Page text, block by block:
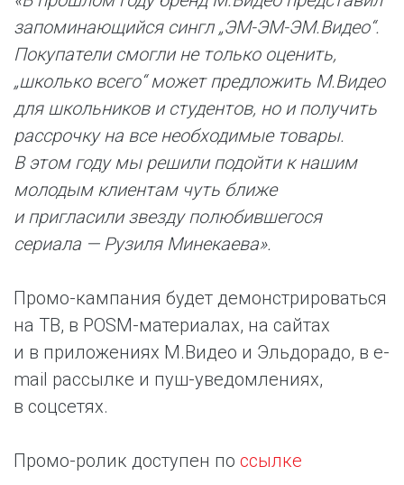
запоминающийся сингл „ЭМ-ЭМ-ЭМ.Видео“.
Покупатели смогли не только оценить,
„школько всего“ может предложить М.Видео
для школьников и студентов, но и получить
рассрочку на все необходимые товары.
В этом году мы решили подойти к нашим
молодым клиентам чуть ближе
и пригласили звезду полюбившегося
сериала — Рузиля Минекаева».
Промо-кампания будет демонстрироваться
на ТВ, в POSМ-материалах, на сайтах
и в приложениях М.Видео и Эльдорадо, в e-
mail рассылке и пуш-уведомлениях,
в соцсетях.
Промо-ролик доступен по ссылке